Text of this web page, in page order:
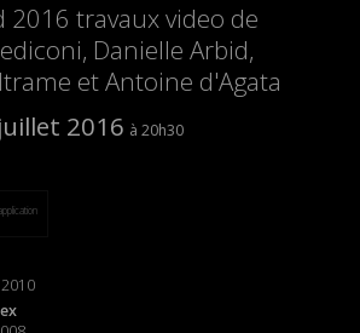
2016 travaux video de
Danielle Arbid,
et Antoine d'Agata
2016
20h30